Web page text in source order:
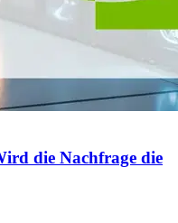
die Nachfrage die